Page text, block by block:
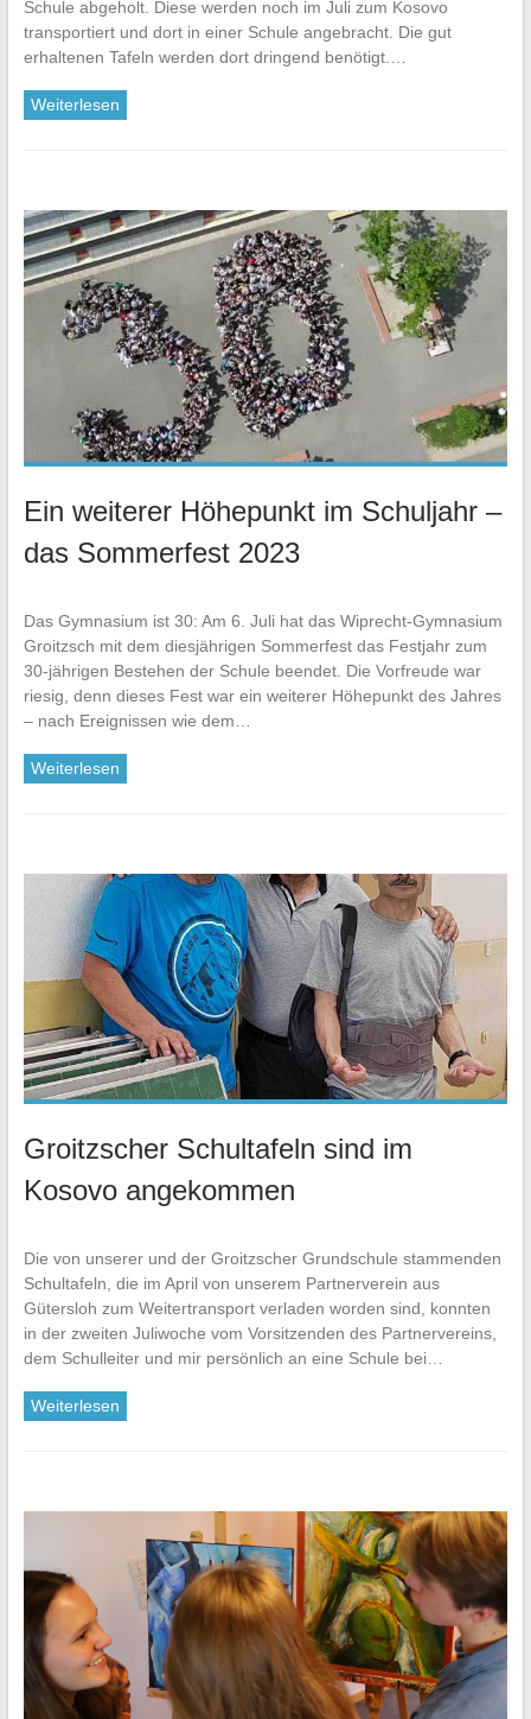
Schule abgeholt. Diese werden noch im Juli zum Kosovo
transportiert und dort in einer Schule angebracht. Die gut
erhaltenen Tafeln werden dort dringend benötigt.…
Weiterlesen
Ein weiterer Höhepunkt im Schuljahr –
das Sommerfest 2023
Das Gymnasium ist 30: Am 6. Juli hat das Wiprecht-Gymnasium
Groitzsch mit dem diesjährigen Sommerfest das Festjahr zum
30-jährigen Bestehen der Schule beendet. Die Vorfreude war
riesig, denn dieses Fest war ein weiterer Höhepunkt des Jahres
– nach Ereignissen wie dem…
Weiterlesen
Groitzscher Schultafeln sind im
Kosovo angekommen
Die von unserer und der Groitzscher Grundschule stammenden
Schultafeln, die im April von unserem Partnerverein aus
Gütersloh zum Weitertransport verladen worden sind, konnten
in der zweiten Juliwoche vom Vorsitzenden des Partnervereins,
dem Schulleiter und mir persönlich an eine Schule bei…
Weiterlesen